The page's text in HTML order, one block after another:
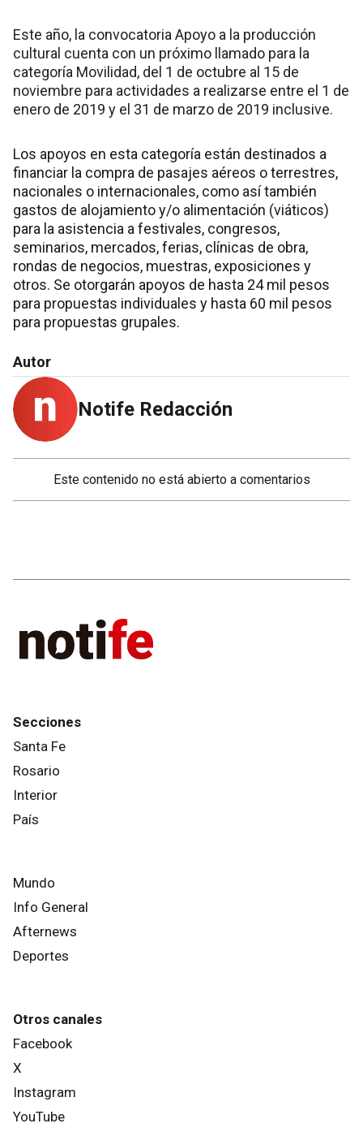
Este año, la convocatoria Apoyo a la producción
cultural cuenta con un próximo llamado para la
categoría Movilidad, del 1 de octubre al 15 de
noviembre para actividades a realizarse entre el 1 de
enero de 2019 y el 31 de marzo de 2019 inclusive.
Los apoyos en esta categoría están destinados a
financiar la compra de pasajes aéreos o terrestres,
nacionales o internacionales, como así también
gastos de alojamiento y/o alimentación (viáticos)
para la asistencia a festivales, congresos,
seminarios, mercados, ferias, clínicas de obra,
rondas de negocios, muestras, exposiciones y
otros. Se otorgarán apoyos de hasta 24 mil pesos
para propuestas individuales y hasta 60 mil pesos
para propuestas grupales.
Autor
Notife Redacción
Este contenido no está abierto a comentarios
Secciones
Santa Fe
Rosario
Interior
País
Mundo
Info General
Afternews
Deportes
Otros canales
Facebook
X
Instagram
YouTube